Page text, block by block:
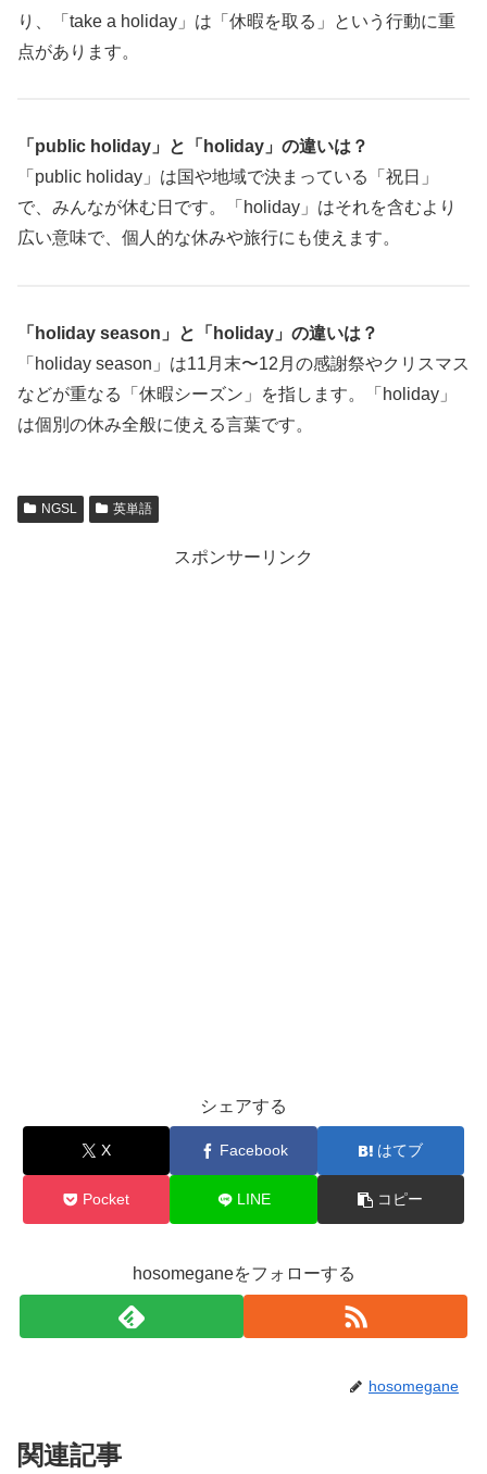
り、「take a holiday」は「休暇を取る」という行動に重
点があります。
「public holiday」と「holiday」の違いは？
「public holiday」は国や地域で決まっている「祝日」
で、みんなが休む日です。「holiday」はそれを含むより
広い意味で、個人的な休みや旅行にも使えます。
「holiday season」と「holiday」の違いは？
「holiday season」は11月末〜12月の感謝祭やクリスマス
などが重なる「休暇シーズン」を指します。「holiday」
は個別の休み全般に使える言葉です。
NGSL 英単語
スポンサーリンク
シェアする
X Facebook はてブ
Pocket LINE コピー
hosomeganeをフォローする
hosomegane
関連記事